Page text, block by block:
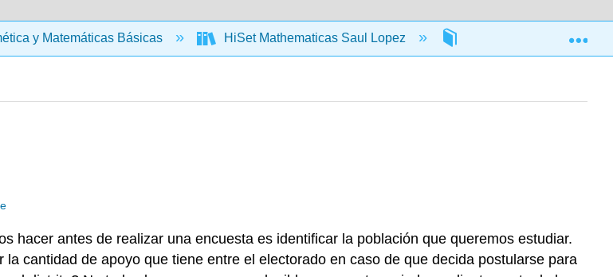
y Matemáticas Básicas HiSet Mathematicas Saul Lopez 13: Estadísticas,
hacer antes de realizar una encuesta es identificar la población que queremos estudiar.
cantidad de apoyo que tiene entre el electorado en caso de que decida postularse para